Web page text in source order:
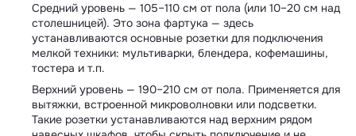
Средний уровень — 105–110 см от пола (или 10–20 см над
столешницей). Это зона фартука — здесь
устанавливаются основные розетки для подключения
мелкой техники: мультиварки, блендера, кофемашины,
тостера и т.п.
Верхний уровень — 190–210 см от пола. Применяется для
вытяжки, встроенной микроволновки или подсветки.
Такие розетки устанавливаются над верхним рядом